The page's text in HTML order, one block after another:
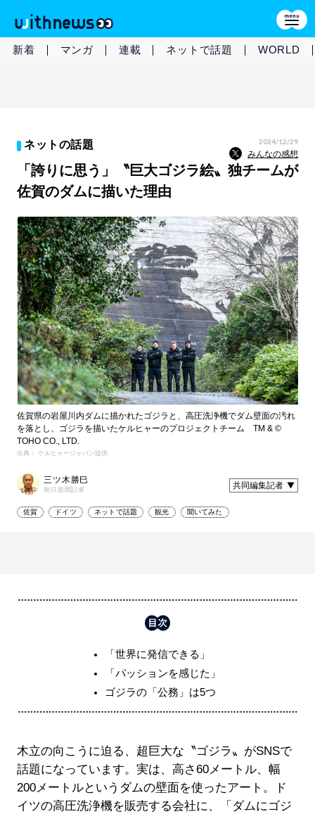
新着 マンガ 連載 ネットで話題 WORLD
ネットの話題 2024/12/29
みんなの感想
「誇りに思う」〝巨大ゴジラ絵〟独チームが
佐賀のダムに描いた理由
佐賀県の岩屋川内ダムに描かれたゴジラと、高圧洗浄機でダム壁面の汚れ
を落とし、ゴジラを描いたケルヒャーのプロジェクトチーム TM & ©
TOHO CO., LTD.
出典： ケルヒャージャパン提供
三ツ木勝巳
朝日新聞記者 共同編集記者
佐賀 ドイツ ネットで話題 観光 聞いてみた
「世界に発信できる」
「パッションを感じた」
ゴジラの「公務」は5つ
木立の向こうに迫る、超巨大な〝ゴジラ〟がSNSで
話題になっています。実は、高さ60メートル、幅
200メートルというダムの壁面を使ったアート。ド
イツの高圧洗浄機を販売する会社に、「ダムにゴジ